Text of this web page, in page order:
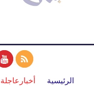
الرئيسية أخبارعاجلة